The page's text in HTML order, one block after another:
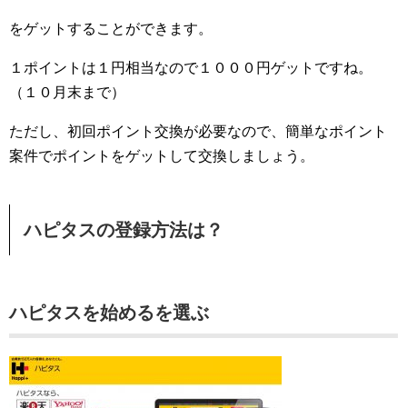
をゲットすることができます。
１ポイントは１円相当なので１０００円ゲットですね。
（１０月末まで）
ただし、初回ポイント交換が必要なので、簡単なポイント
案件でポイントをゲットして交換しましょう。
ハピタスの登録方法は？
ハピタスを始めるを選ぶ